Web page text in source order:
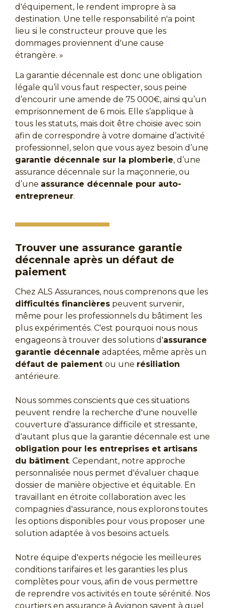
d'équipement, le rendent impropre à sa
destination. Une telle responsabilité n'a point
lieu si le constructeur prouve que les
dommages proviennent d'une cause
étrangère. »
La garantie décennale est donc une obligation
légale qu’il vous faut respecter, sous peine
d’encourir une amende de 75 000€, ainsi qu’un
emprisonnement de 6 mois. Elle s’applique à
tous les statuts, mais doit être choisie avec soin
afin de correspondre à votre domaine d’activité
professionnel, selon que vous ayez besoin d’une
garantie décennale sur la plomberie, d’une
assurance décennale sur la maçonnerie, ou
d’une assurance décennale pour auto-
entrepreneur.
Trouver une assurance garantie
décennale après un défaut de
paiement
Chez ALS Assurances, nous comprenons que les
difficultés financièrespeuvent survenir,
même pour les professionnels du bâtiment les
plus expérimentés. C'est pourquoi nous nous
engageons à trouver des solutions d'assurance
garantie décennale adaptées, même après un
défaut de paiement ou une résiliation
antérieure.
Nous sommes conscients que ces situations
peuvent rendre la recherche d'une nouvelle
couverture d'assurance difficile et stressante,
d'autant plus que la garantie décennale est une
obligation pour les entreprises et artisans
du bâtiment. Cependant, notre approche
personnalisée nous permet d'évaluer chaque
dossier de manière objective et équitable. En
travaillant en étroite collaboration avec les
compagnies d'assurance, nous explorons toutes
les options disponibles pour vous proposer une
solution adaptée à vos besoins actuels.
Notre équipe d'experts négocie les meilleures
conditions tarifaires et les garanties les plus
complètes pour vous, afin de vous permettre
de reprendre vos activités en toute sérénité. Nos
courtiers en assurance à Avignon savent à quel